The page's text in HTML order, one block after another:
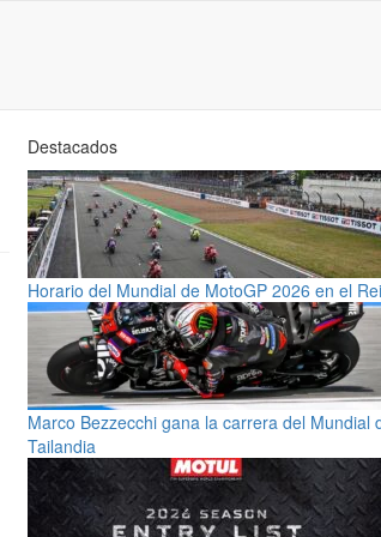
Destacados
Horario del Mundial de MotoGP 2026 en el
Marco Bezzecchi gana la carrera del Mundial
Tailandia